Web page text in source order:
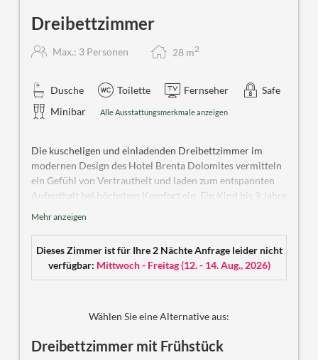
Dreibettzimmer
Max.: 3 Personen 28 m2
Dusche Toilette Fernseher
Safe
Minibar
Alle Ausstattungsmerkmale anzeigen
Die kuscheligen und einladenden Dreibettzimmer im
modernen Design des Hotel Brenta Dolomites vermitteln
ein Gefühl von Vertrautheit und laden zum entspannten
Aufenthalt bei höchstem Komfort ein. Ein Kind bis 9 Jahre
9 Jahren oder Erwachsene jeden Alters von einer
Mehr anzeigen
Dieses Zimmer ist für Ihre 2 Nächte Anfrage leider nicht
verfügbar: Mittwoch - Freitag(12. - 14. Aug., 2026)
Wählen Sie eine Alternative aus:
Dreibettzimmer mit Frühstück